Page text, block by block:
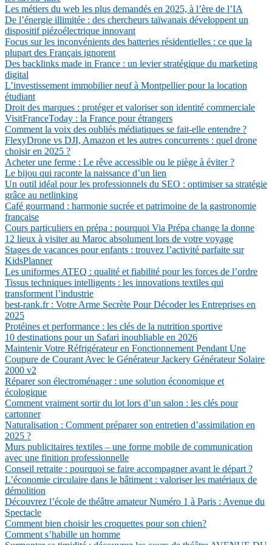
Les métiers du web les plus demandés en 2025, à l’ère de l’IA
De l’énergie illimitée : des chercheurs taïwanais développent un
dispositif piézoélectrique innovant
Focus sur les inconvénients des batteries résidentielles : ce que la
plupart des Français ignorent
Des backlinks made in France : un levier stratégique du marketing
digital
L’investissement immobilier neuf à Montpellier pour la location
étudiant
Droit des marques : protéger et valoriser son identité commerciale
VisitFranceToday : la France pour étrangers
Comment la voix des oubliés médiatiques se fait-elle entendre ?
FlexyDrone vs DJI, Amazon et les autres concurrents : quel drone
choisir en 2025 ?
Acheter une ferme : Le rêve accessible ou le piège à éviter ?
Le bijou qui raconte la naissance d’un lien
Un outil idéal pour les professionnels du SEO : optimiser sa stratégie
grâce au netlinking
Café gourmand : harmonie sucrée et patrimoine de la gastronomie
française
Cours particuliers en prépa : pourquoi Via Prépa change la donne
12 lieux à visiter au Maroc absolument lors de votre voyage
Stages de vacances pour enfants : trouvez l’activité parfaite sur
KidsPlanner
Les uniformes ATEQ : qualité et fiabilité pour les forces de l’ordre
Tissus techniques intelligents : les innovations textiles qui
transforment l’industrie
best-rank.fr : Votre Arme Secrète Pour Décoder les Entreprises en
2025
Protéines et performance : les clés de la nutrition sportive
10 destinations pour un Safari inoubliable en 2026
Maintenir Votre Réfrigérateur en Fonctionnement Pendant Une
Coupure de Courant Avec le Générateur Jackery Générateur Solaire
2000 v2
Réparer son électroménager : une solution économique et
écologique
Comment vraiment sortir du lot lors d’un salon : les clés pour
cartonner
Naturalisation : Comment préparer son entretien d’assimilation en
2025 ?
Murs publicitaires textiles – une forme mobile de communication
avec une finition professionnelle
Conseil retraite : pourquoi se faire accompagner avant le départ ?
L’économie circulaire dans le bâtiment : valoriser les matériaux de
démolition
Découvrez l’école de théâtre amateur Numéro 1 à Paris : Avenue du
Spectacle
Comment bien choisir les croquettes pour son chien?
Comment s’habille un homme